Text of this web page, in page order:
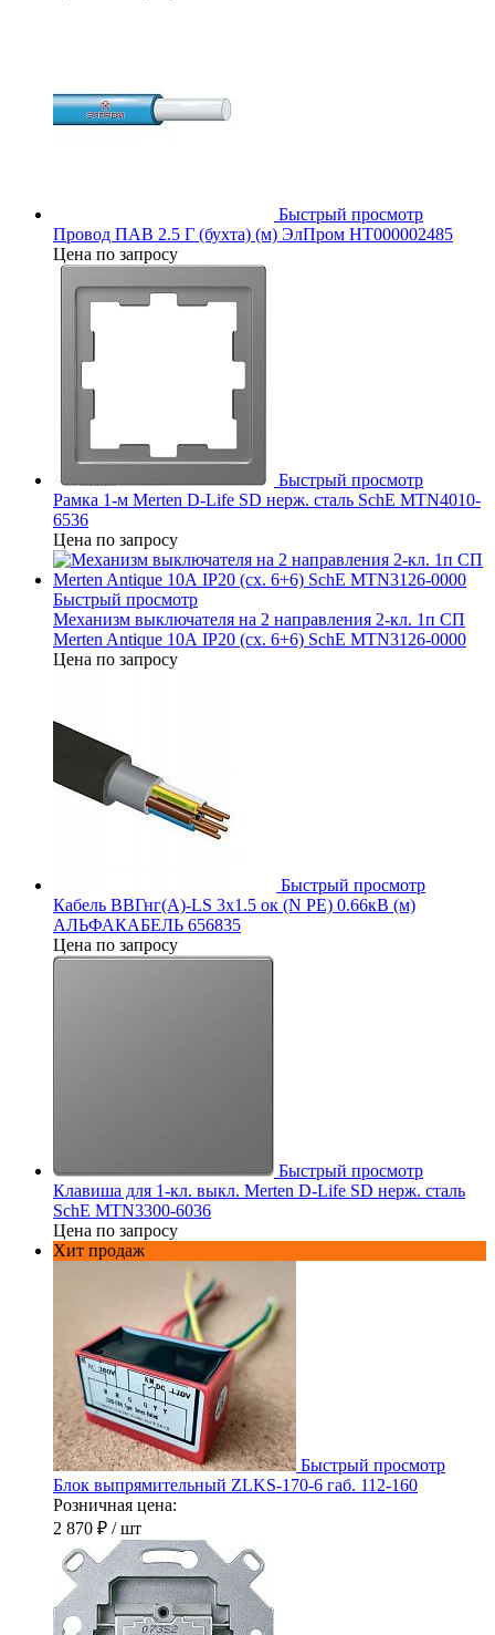
Быстрый просмотр
Провод ПАВ 2.5 Г (бухта) (м) ЭлПром НТ000002485
Цена по запросу
Быстрый просмотр
Рамка 1-м Merten D-Life SD нерж. сталь SchE MTN4010-
6536
Цена по запросу
Быстрый просмотр
Механизм выключателя на 2 направления 2-кл. 1п СП
Merten Antique 10А IP20 (сх. 6+6) SchE MTN3126-0000
Цена по запросу
Быстрый просмотр
Кабель ВВГнг(А)-LS 3х1.5 ок (N PE) 0.66кВ (м)
АЛЬФАКАБЕЛЬ 656835
Цена по запросу
Быстрый просмотр
Клавиша для 1-кл. выкл. Merten D-Life SD нерж. сталь
SchE MTN3300-6036
Цена по запросу
Хит продаж
Быстрый просмотр
Блок выпрямительный ZLKS-170-6 габ. 112-160
Розничная цена:
2 870 ₽ / шт